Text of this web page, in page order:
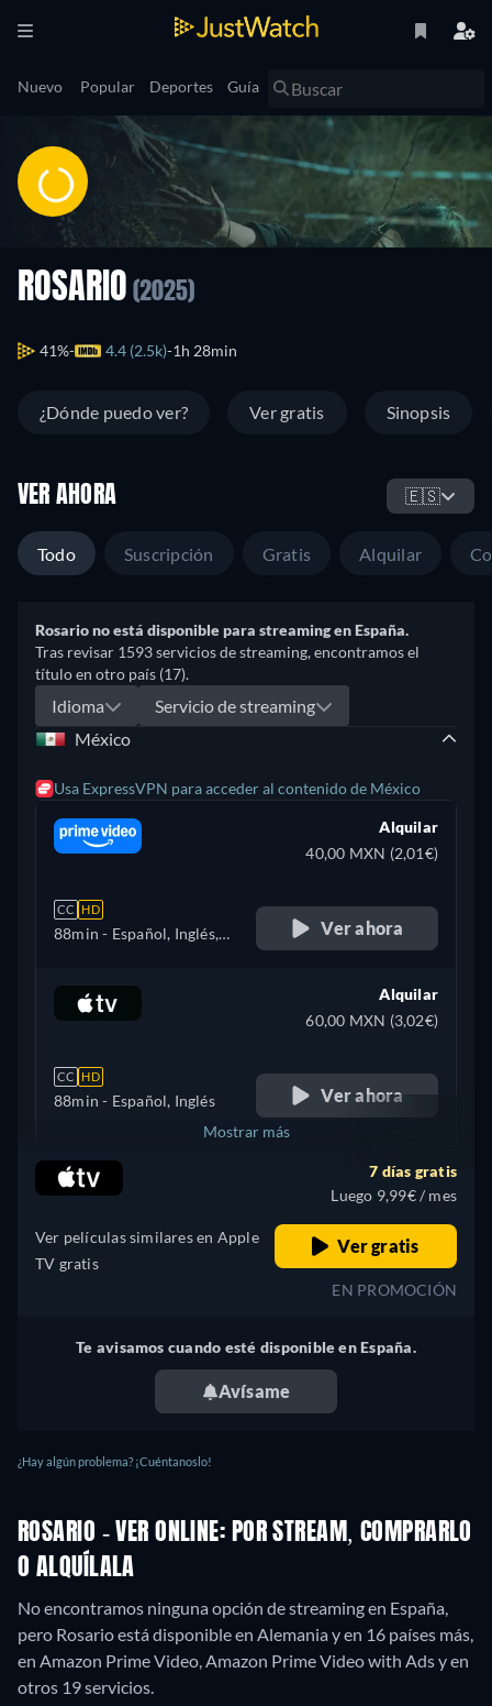
Nuevo Popular Deportes Guía
ROSARIO (2025)
41% 4.4 (2.5k) 1h 28min
¿Dónde puedo ver? Ver gratis Sinopsis
VER AHORA 🇪🇸
Todo Suscripción Gratis Alquilar
Rosario no está disponible para streaming en España.
Tras revisar 1593 servicios de streaming, encontramos el
título en otro país (17).
Idioma
Servicio de streaming
México
Usa ExpressVPN para acceder al contenido de México
CC HD
88min - Español, Inglés,
Alquilar
40,00 MXN (2,01€)
Ver ahora
CC HD
88min - Español, Inglés
Alquilar
60,00 MXN (3,02€)
Ver ahora
Argentina
Mostrar más
Ver películas similares en Apple
TV gratis
7 días gratis
Luego 9,99€ / mes
Ver gratis
EN PROMOCIÓN
Te avisamos cuando esté disponible en España.
Avísame
¿Hay algún problema? ¡Cuéntanoslo!
ROSARIO - VER ONLINE: POR STREAM, COMPRARLO
O ALQUÍLALA
No encontramos ninguna opción de streaming en España,
pero Rosario está disponible en Alemania y en 16 países más,
en Amazon Prime Video, Amazon Prime Video with Ads y en
otros 19 servicios.